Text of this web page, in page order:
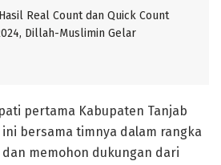
Real Count dan Quick Count
Dillah-Muslimin Gelar
pertama Kabupaten Tanjab
ini bersama timnya dalam rangka
memohon dukungan dari